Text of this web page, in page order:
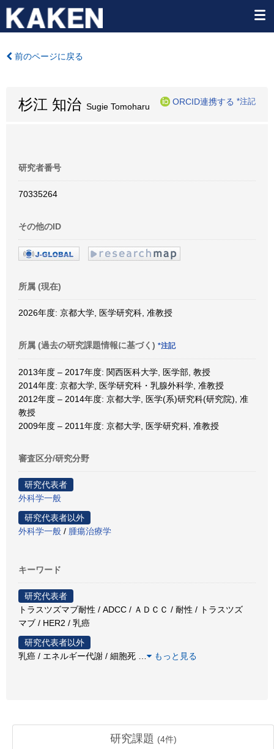
前のページに戻る
杉江 知治 Sugie Tomoharu
ORCID連携する *注記
研究者番号
70335264
その他のID
所属 (現在)
2026年度: 京都大学, 医学研究科, 准教授
所属 (過去の研究課題情報に基づく) *注記
2013年度 – 2017年度: 関西医科大学, 医学部, 教授
2014年度: 京都大学, 医学研究科・乳腺外科学, 准教授
2012年度 – 2014年度: 京都大学, 医学(系)研究科(研究院), 准
教授
2009年度 – 2011年度: 京都大学, 医学研究科, 准教授
審査区分/研究分野
研究代表者
外科学一般
研究代表者以外
外科学一般 / 腫瘍治療学
キーワード
研究代表者
トラスツズマブ耐性 / ADCC / ＡＤＣＣ / 耐性 / トラスツズ
マブ / HER2 / 乳癌
研究代表者以外
乳癌 / エネルギー代謝 / 細胞死
もっと見る
研究課題 (4件)